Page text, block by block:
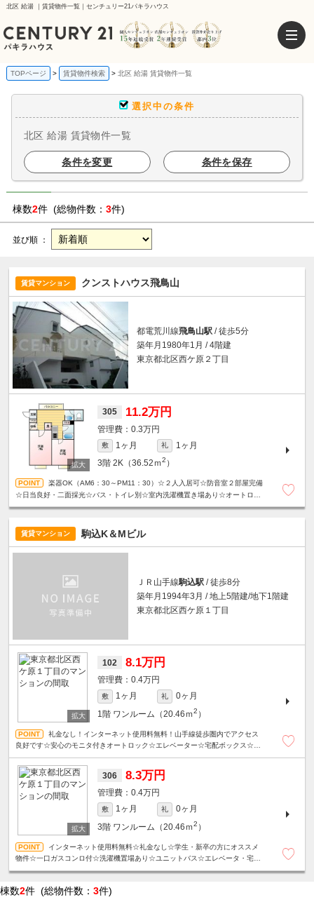
北区 給湯 ｜賃貸物件一覧｜センチュリー21パキラハウス
TOPページ 賃貸物件検索 北区 給湯 賃貸物件一覧
選択中の条件
北区 給湯 賃貸物件一覧
条件を変更 条件を保存
棟数2件 (総物件数： 3件)
並び順 ：
賃貸マンション クンストハウス飛鳥山
都電荒川線飛鳥山駅 / 徒歩5分
築年月1980年1月 / 4階建
東京都北区西ケ原２丁目
305 11.2万円
0.3万円
敷 1ヶ月 礼
1ヶ月
3階 2K（36.52ｍ2 ）
楽器OK（AM6：30～PM11：30）☆２人入居可☆防音室２部屋完備
☆日当良好・二面採光☆バス・トイレ別☆室内洗濯機置き場あり☆オートロッ
賃貸マンション 駒込K＆Mビル
ＪＲ山手線駒込駅 / 徒歩8分
築年月1994年3月 / 地上5階建/地下1階建
東京都北区西ケ原１丁目
102 8.1万円
0.4万円
敷 1ヶ月 礼
0ヶ月
1階 ワンルーム（20.46ｍ2 ）
礼金なし！インターネット使用料無料！山手線徒歩圏内でアクセス
良好です☆安心のモニタ付きオートロック☆エレベーター☆宅配ボックス☆洗
306 8.3万円
0.4万円
敷 1ヶ月 礼
0ヶ月
3階 ワンルーム（20.46ｍ2 ）
インターネット使用料無料☆礼金なし☆学生・新卒の方にオススメ
物件☆一口ガスコンロ付☆洗濯機置場あり☆ユニットバス☆エレベータ・宅配
棟数2件 (総物件数： 3件)